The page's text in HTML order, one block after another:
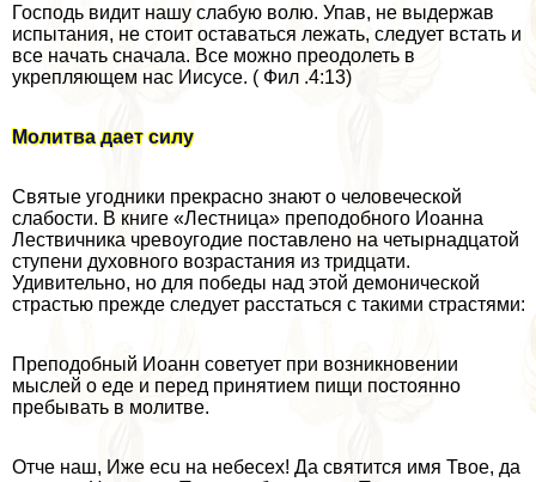
Господь видит нашу слабую волю. Упав, не выдержав
испытания, не стоит оставаться лежать, следует встать и
все начать сначала. Все можно преодолеть в
укрепляющем нас Иисусе. ( Фил .4:13)
Молитва дает силу
Святые угодники прекрасно знают о человеческой
слабости. В книге «Лестница» преподобного Иоанна
Лествичника чревоугодие поставлено на четырнадцатой
ступени духовного возрастания из тридцати.
Удивительно, но для победы над этой демонической
страстью прежде следует расстаться с такими страстями:
Преподобный Иоанн советует при возникновении
мыслей о еде и перед принятием пищи постоянно
пребывать в молитве.
Отче наш, Иже ecu на небесех! Да святится имя Твое, да